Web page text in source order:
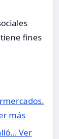
fines
más
Ver